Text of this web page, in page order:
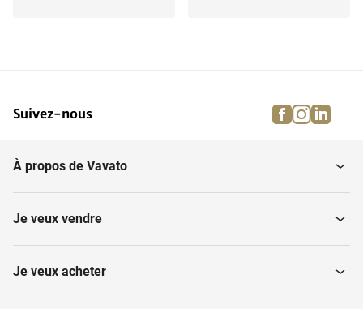
Suivez-nous facebook
À propos de Vavato
Je veux vendre
Je veux acheter